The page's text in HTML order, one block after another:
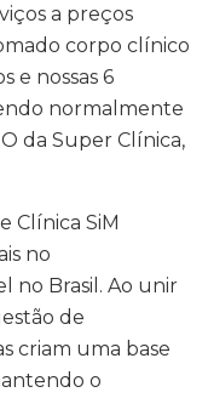
a preços
corpo clínico
e nossas 6
normalmente
da Super Clínica,
Clínica SiM
no
no Brasil. Ao unir
de
criam uma base
o